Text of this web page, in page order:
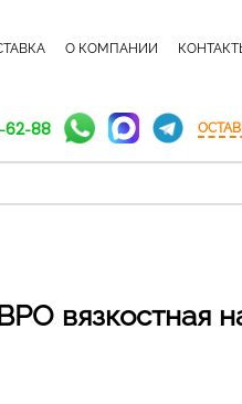
О КОМПАНИИ
62-88